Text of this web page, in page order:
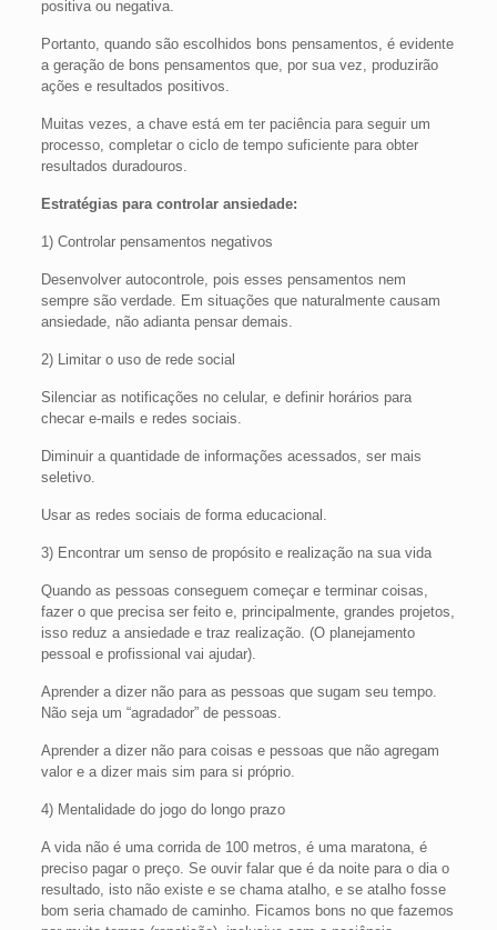
positiva ou negativa.
Portanto, quando são escolhidos bons pensamentos, é evidente
a geração de bons pensamentos que, por sua vez, produzirão
ações e resultados positivos.
Muitas vezes, a chave está em ter paciência para seguir um
processo, completar o ciclo de tempo suficiente para obter
resultados duradouros.
Estratégias para controlar ansiedade:
1) Controlar pensamentos negativos
Desenvolver autocontrole, pois esses pensamentos nem
sempre são verdade. Em situações que naturalmente causam
ansiedade, não adianta pensar demais.
2) Limitar o uso de rede social
Silenciar as notificações no celular, e definir horários para
checar e-mails e redes sociais.
Diminuir a quantidade de informações acessados, ser mais
seletivo.
Usar as redes sociais de forma educacional.
3) Encontrar um senso de propósito e realização na sua vida
Quando as pessoas conseguem começar e terminar coisas,
fazer o que precisa ser feito e, principalmente, grandes projetos,
isso reduz a ansiedade e traz realização. (O planejamento
pessoal e profissional vai ajudar).
Aprender a dizer não para as pessoas que sugam seu tempo.
Não seja um “agradador” de pessoas.
Aprender a dizer não para coisas e pessoas que não agregam
valor e a dizer mais sim para si próprio.
4) Mentalidade do jogo do longo prazo
A vida não é uma corrida de 100 metros, é uma maratona, é
preciso pagar o preço. Se ouvir falar que é da noite para o dia o
resultado, isto não existe e se chama atalho, e se atalho fosse
bom seria chamado de caminho. Ficamos bons no que fazemos